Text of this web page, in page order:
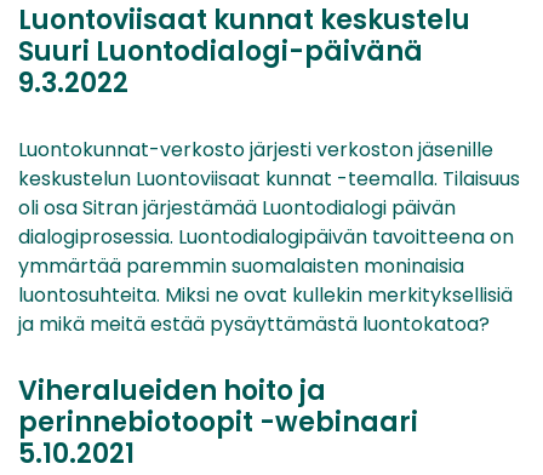
Luontoviisaat kunnat keskustelu
Suuri Luontodialogi-päivänä
9.3.2022
Luontokunnat-verkosto järjesti verkoston jäsenille
keskustelun Luontoviisaat kunnat -teemalla. Tilaisuus
oli osa Sitran järjestämää Luontodialogi päivän
dialogiprosessia. Luontodialogipäivän tavoitteena on
ymmärtää paremmin suomalaisten moninaisia
luontosuhteita. Miksi ne ovat kullekin merkityksellisiä
ja mikä meitä estää pysäyttämästä luontokatoa?
Viheralueiden hoito ja
perinnebiotoopit -webinaari
5.10.2021